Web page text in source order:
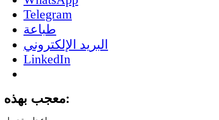
Telegram
طباعة
البريد الإلكتروني
LinkedIn
معجب بهذه: